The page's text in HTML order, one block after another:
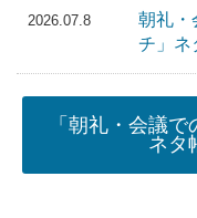
2026.07.8
朝礼・
チ」ネ
「朝礼・会議
ネタ